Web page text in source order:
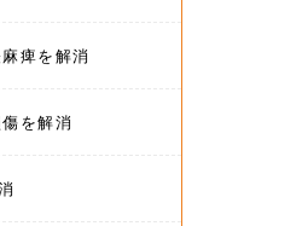
痺を解消
を解消